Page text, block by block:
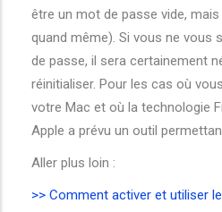
être un mot de passe vide,
quand même). Si vous ne vous
de passe, il sera certainement
réinitialiser. Pour les cas où
votre Mac et où la technologie
Apple a prévu un outil
Aller plus loin :
>> Comment activer et utiliser